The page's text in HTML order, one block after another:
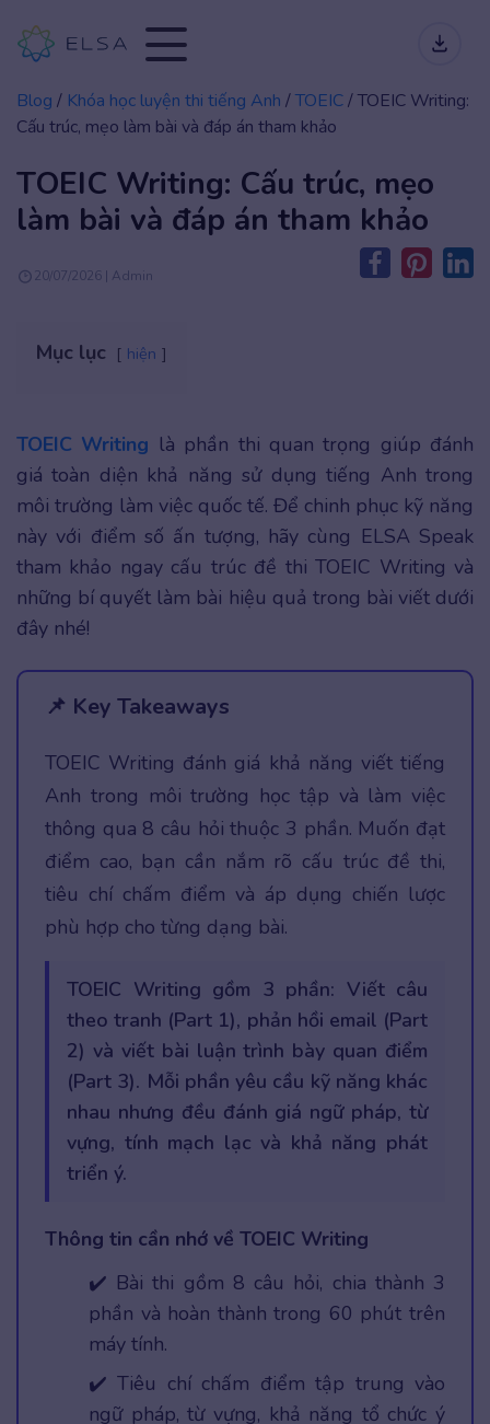
Blog / Khóa học luyện thi tiếng Anh /TOEIC/TOEIC Writing:
Cấu trúc, mẹo làm bài và đáp án tham khảo
TOEIC Writing: Cấu trúc, mẹo
làm bài và đáp án tham khảo
20/07/2026 | Admin
Mục lục hiện
TOEIC Writing là phần thi quan trọng giúp đánh
giá toàn diện khả năng sử dụng tiếng Anh trong
môi trường làm việc quốc tế. Để chinh phục kỹ năng
này với điểm số ấn tượng, hãy cùng ELSA Speak
tham khảo ngay cấu trúc đề thi TOEIC Writing và
những bí quyết làm bài hiệu quả trong bài viết dưới
đây nhé!
📌 Key Takeaways
TOEIC Writing đánh giá khả năng viết tiếng
Anh trong môi trường học tập và làm việc
thông qua 8 câu hỏi thuộc 3 phần. Muốn đạt
điểm cao, bạn cần nắm rõ cấu trúc đề thi,
tiêu chí chấm điểm và áp dụng chiến lược
phù hợp cho từng dạng bài.
TOEIC Writing gồm 3 phần: Viết câu
theo tranh (Part 1), phản hồi email (Part
2) và viết bài luận trình bày quan điểm
(Part 3). Mỗi phần yêu cầu kỹ năng khác
nhau nhưng đều đánh giá ngữ pháp, từ
vựng, tính mạch lạc và khả năng phát
triển ý.
Thông tin cần nhớ về TOEIC Writing
✔️ Bài thi gồm 8 câu hỏi, chia thành 3
phần và hoàn thành trong 60 phút trên
máy tính.
✔️ Tiêu chí chấm điểm tập trung vào
ngữ pháp, từ vựng, khả năng tổ chức ý